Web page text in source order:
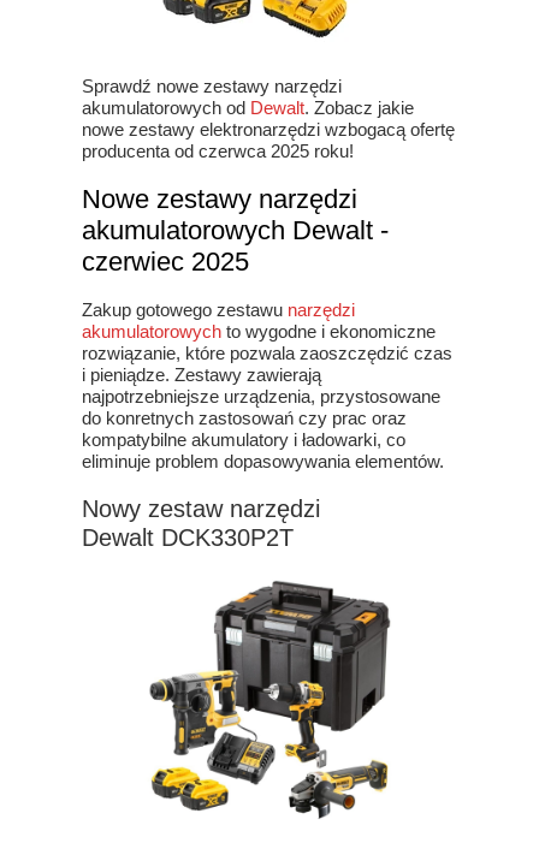
Sprawdź nowe zestawy narzędzi
akumulatorowych od Dewalt. Zobacz jakie
nowe zestawy elektronarzędzi wzbogacą ofertę
producenta od czerwca 2025 roku!
Nowe zestawy narzędzi
akumulatorowych Dewalt -
czerwiec 2025
Zakup gotowego zestawu narzędzi
akumulatorowych to wygodne i ekonomiczne
rozwiązanie, które pozwala zaoszczędzić czas
i pieniądze. Zestawy zawierają
najpotrzebniejsze urządzenia, przystosowane
do konretnych zastosowań czy prac oraz
kompatybilne akumulatory i ładowarki, co
eliminuje problem dopasowywania elementów.
Nowy zestaw narzędzi
Dewalt DCK330P2T